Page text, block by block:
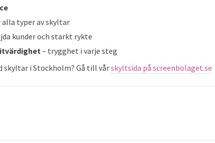
typer av skyltar
kunder och starkt rykte
– trygghet i varje steg
skyltar i Stockholm? Gå till vårskyltsida på screenbolaget.se